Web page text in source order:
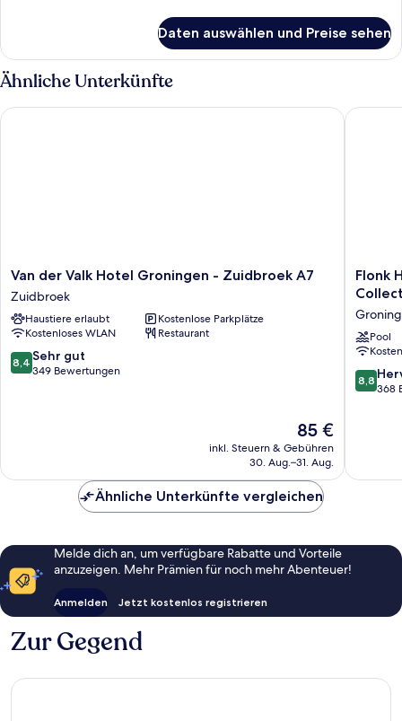
Daten auswählen und Preise sehen
Ähnliche Unterkünfte
Van
der
Valk
Hotel
Groningen
-
Zuidbroek
Van der Valk Hotel Groningen - Zuidbroek A7
Zuidbroek
Haustiere erlaubt
Kostenlose Parkplätze
Kostenloses WLAN
Restaurant
8.4
von
8,4 Sehr gut
349 Bewertungen
Der
Preis
beträgt
85 €
inkl. Steuern & Gebühren
30. Aug.–31. Aug.
Van der Valk Hotel Groningen - Zuidbroek A7
Flonk
Hotel
Zuid,
BW
Flonk
Pool
8.8
von
8,8
368
Flonk
Ähnliche Unterkünfte vergleichen
Melde dich an, um verfügbare Rabatte und Vorteile
anzuzeigen. Mehr Prämien für noch mehr Abenteuer!
Anmelden Jetzt kostenlos registrieren
Zur Gegend